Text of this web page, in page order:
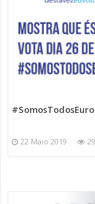
22 Maio 2019